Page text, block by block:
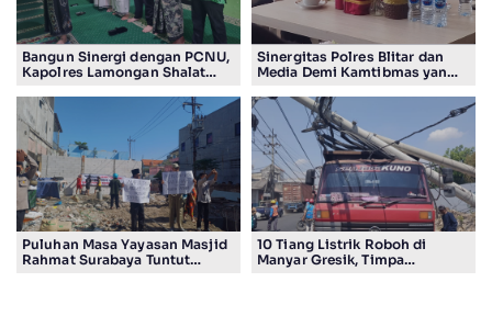
Bangun Sinergi dengan PCNU,
Kapolres Lamongan Shalat
Pengurus
Sinergitas Polres Blitar dan
Media Demi Kamtibmas yang
Puluhan Masa Yayasan Masjid
Rahmat Surabaya Tuntut
10 Tiang Listrik Roboh di
Manyar Gresik, Timpa